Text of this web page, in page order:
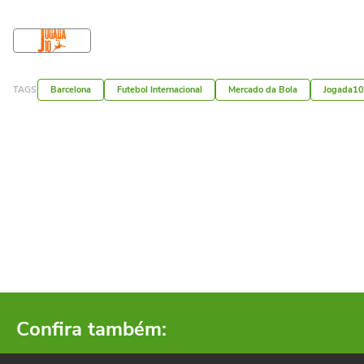
TAGS Barcelona Futebol Internacional Mercado da Bola Jogada10
Confira também: